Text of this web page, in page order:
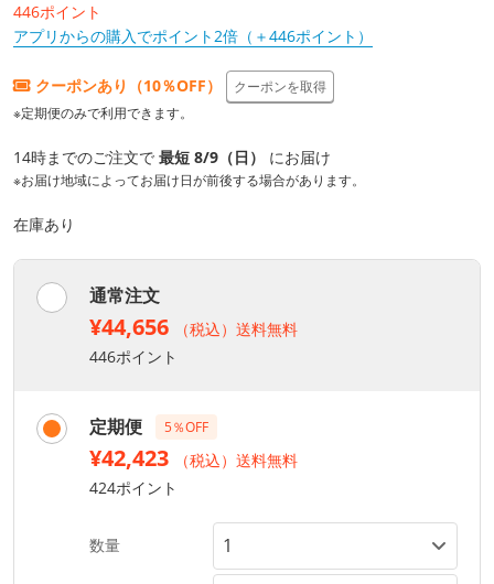
446ポイント
アプリからの購入でポイント2倍（＋446ポイント）
クーポンあり（10％OFF）
クーポンを取得
※定期便のみで利用できます。
14時までのご注文で 最短 8/9（日） にお届け
※お届け地域によってお届け日が前後する場合があります。
在庫あり
通常注文
¥44,656
（税込）送料無料
446ポイント
定期便 5％OFF
¥42,423
（税込）送料無料
424ポイント
数量